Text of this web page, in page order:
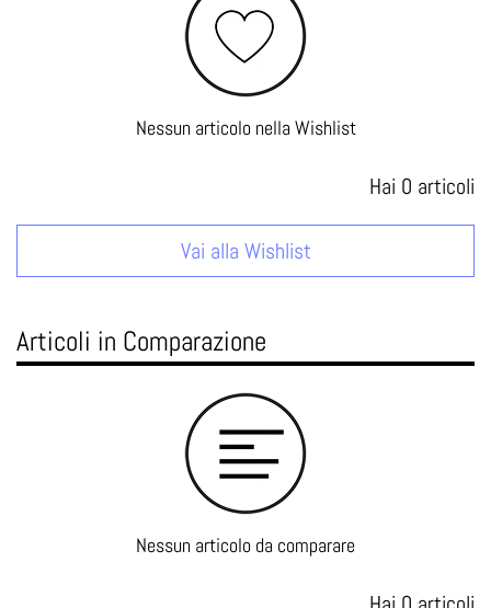
Nessun articolo nella Wishlist
Hai 0 articoli
Vai alla Wishlist
Articoli in Comparazione
Nessun articolo da comparare